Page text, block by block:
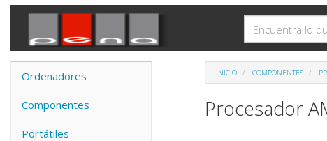
Ordenadores
Componentes
Portátiles
INICIO COMPONENTES
Procesador